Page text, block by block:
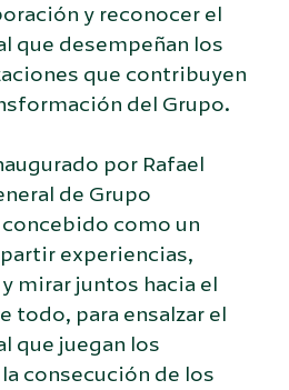
y reconocer el
que desempeñan los
que contribuyen
del Grupo.
por Rafael
de Grupo
como un
experiencias,
mirar juntos hacia el
todo, para ensalzar el
que juegan los
consecución de los